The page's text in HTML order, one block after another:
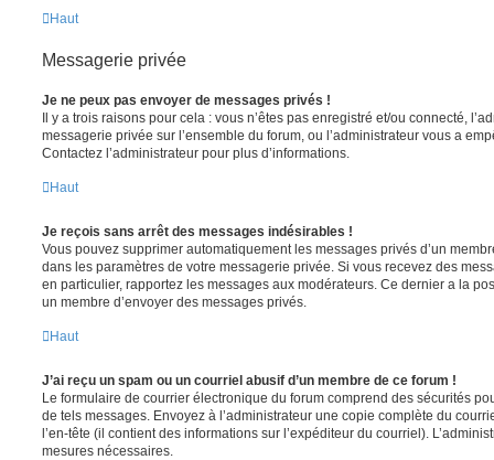
Haut
Messagerie privée
Je ne peux pas envoyer de messages privés !
Il y a trois raisons pour cela : vous n’êtes pas enregistré et/ou connecté,
messagerie privée sur l’ensemble du forum, ou l’administrateur vous a
Contactez l’administrateur pour plus d’informations.
Haut
Je reçois sans arrêt des messages indésirables !
Vous pouvez supprimer automatiquement les messages privés d’un
dans les paramètres de votre messagerie privée. Si vous recevez des
en particulier, rapportez les messages aux modérateurs. Ce dernier a la
un membre d’envoyer des messages privés.
Haut
J’ai reçu un spam ou un courriel abusif d’un membre de ce forum !
Le formulaire de courrier électronique du forum comprend des sécurités
de tels messages. Envoyez à l’administrateur une copie complète du
l’en-tête (il contient des informations sur l’expéditeur du courriel).
mesures nécessaires.